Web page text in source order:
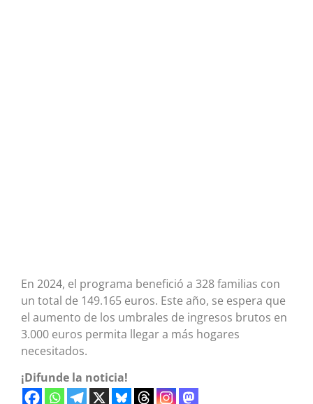
En 2024, el programa benefició a 328 familias con
un total de 149.165 euros. Este año, se espera que
el aumento de los umbrales de ingresos brutos en
3.000 euros permita llegar a más hogares
necesitados.
¡Difunde la noticia!